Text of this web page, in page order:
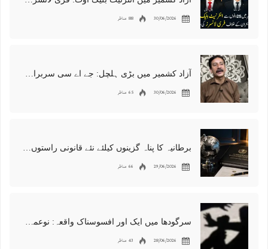
30/06/2026 88 مناظر
30/06/2026 65 مناظر
29/06/2026 66 مناظر
28/06/2026 43 مناظر